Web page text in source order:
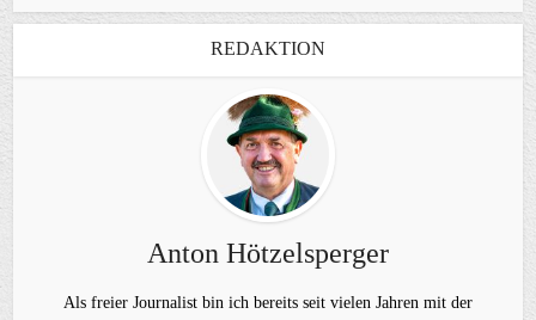
REDAKTION
Anton Hötzelsperger
Als freier Journalist bin ich bereits seit vielen Jahren mit der